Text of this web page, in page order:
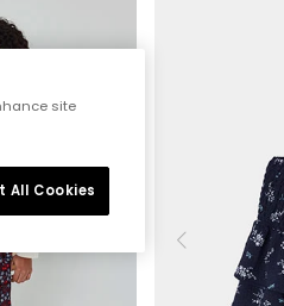
site
All Cookies